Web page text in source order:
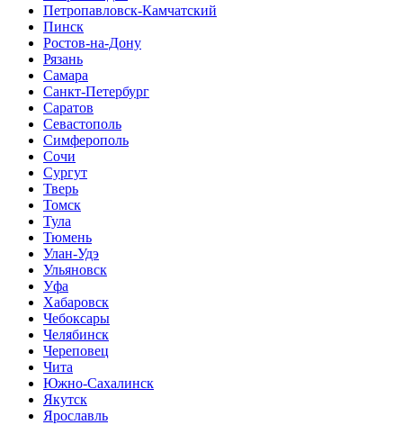
Петропавловск-Камчатский
Пинск
Ростов-на-Дону
Рязань
Самара
Санкт-Петербург
Саратов
Севастополь
Симферополь
Сочи
Сургут
Тверь
Томск
Тула
Тюмень
Улан-Удэ
Ульяновск
Уфа
Хабаровск
Чебоксары
Челябинск
Череповец
Чита
Южно-Сахалинск
Якутск
Ярославль